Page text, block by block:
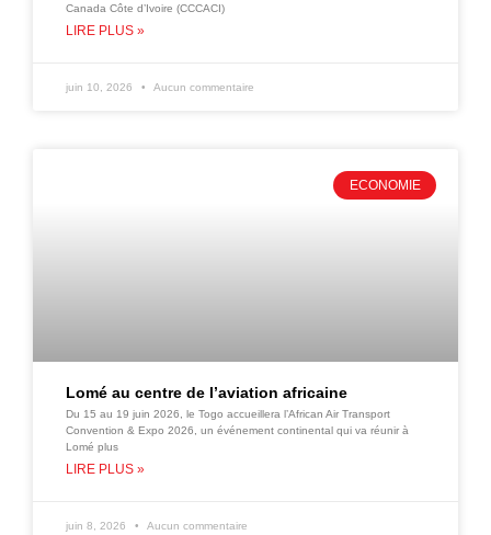
Canada Côte d’Ivoire (CCCACI)
LIRE PLUS »
juin 10, 2026 Aucun commentaire
ECONOMIE
Lomé au centre de l’aviation africaine
Du 15 au 19 juin 2026, le Togo accueillera l’African Air Transport
Convention & Expo 2026, un événement continental qui va réunir à
Lomé plus
LIRE PLUS »
juin 8, 2026 Aucun commentaire